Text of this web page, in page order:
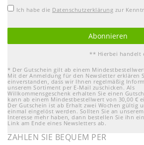
Ich habe die Daten­schutz­erklärung zur
Abonnieren
** Hierbei handelt
* Der Gutschein gilt ab einem
Mit der Anmeldung für den Newsletter erklären
einverstanden, dass wir Ihnen regelmäßig
unserem Sortiment per E-Mail zuschicken. Als
Willkommensgeschenk erhalten Sie einen
kann ab einem Mindestbestellwert von 30,00 €
Der Gutschein ist ab Erhalt zwei Wochen gültig
einmal eingelöst werden. Sollten Sie an
Interesse mehr haben, dann bestellen Sie ihn
Link am Ende eines Newsletters ab.
ZAHLEN SIE BEQUEM PER